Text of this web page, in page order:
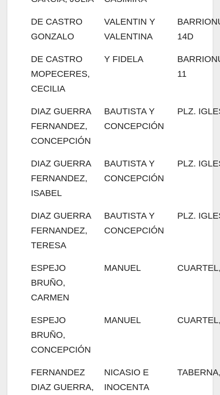
DE CASTRO
GONZALO
VALENTIN Y
VALENTINA
14D
DE CASTRO
MOPECERES,
CECILIA
Y FIDELA
11
DIAZ GUERRA
FERNANDEZ,
CONCEPCIÓN
BAUTISTA Y
CONCEPCIÓN
PLZ.
DIAZ GUERRA
FERNANDEZ,
ISABEL
BAUTISTA Y
CONCEPCIÓN
PLZ.
DIAZ GUERRA
FERNANDEZ,
TERESA
BAUTISTA Y
CONCEPCIÓN
PLZ.
ESPEJO
BRUÑO,
CARMEN
MANUEL
ESPEJO
BRUÑO,
CONCEPCIÓN
MANUEL
FERNANDEZ
DIAZ GUERRA,
NICASIO E
INOCENTA